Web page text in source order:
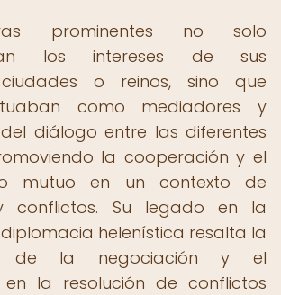
prominentes no solo
los intereses de sus
o reinos, sino que
como mediadores y
diálogo entre las diferentes
la cooperación y el
mutuo en un contexto de
conflictos. Su legado en la
helenística resalta la
de la negociación y el
en la resolución de conflictos